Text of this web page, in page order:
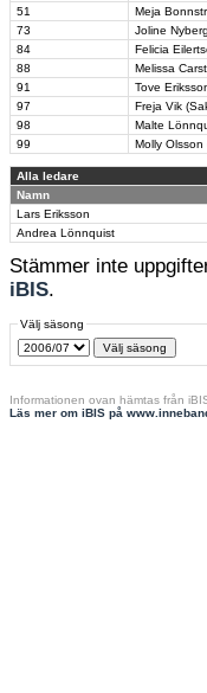
51
Meja
73
Joline
84
Felicia
88
Melissa
91
Tove
97
Freja Vik
98
Malte
99
Molly
Alla ledare
Namn
Lars Eriksson
Andrea Lönnquist
Stämmer inte
iBIS.
Välj säsong
Informationen ovan hämtas från
Läs mer om iBIS på